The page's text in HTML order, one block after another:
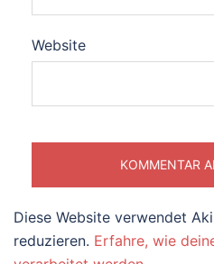
Website
Diese Website verwendet
reduzieren. Erfahre, wie